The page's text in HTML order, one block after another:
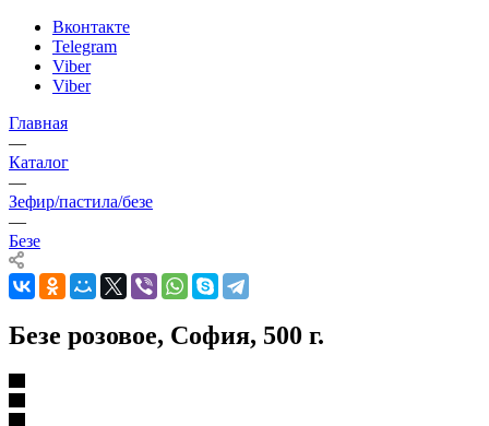
Вконтакте
Telegram
Viber
Viber
Главная
—
Каталог
—
Зефир/пастила/безе
—
Безе
Безе розовое, София, 500 г.